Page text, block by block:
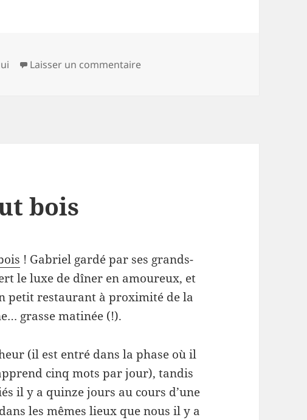
Laisser un commentairesur Etat des lieux à propos du
bois
! Gabriel gardé par ses grands-
le luxe de dîner en amoureux, et
petit restaurant à proximité de la
grasse matinée (!).
(il est entré dans la phase où il
cinq mots par jour), tandis
il y a quinze jours au cours d’une
les mêmes lieux que nous il y a